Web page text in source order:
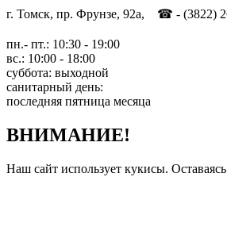
г. Томск, пр. Фрунзе, 92а, ☎ - (3822)
пн.- пт.: 10:30 - 19:00
вс.: 10:00 - 18:00
суббота: выходной
санитарный день:
последняя пятница месяца
ВНИМАНИЕ!
Наш сайт использует кукисы.